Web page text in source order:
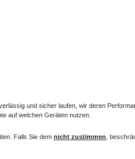
und sicher laufen, wir deren
auf welchen Geräten nutzen.
Falls Sie dem nicht zustimmen ,